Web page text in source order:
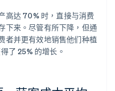
高达 70% 时，直接与消费
下来。尽管有所下降，但通
者并更有效地销售他们种植
了 25% 的增长。